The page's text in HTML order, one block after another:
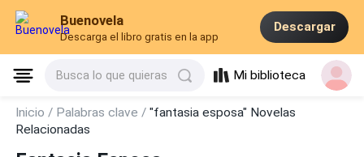
Buenovela
Descarga el libro gratis en la app
Descargar
Busca lo que quieras Mi biblioteca
Inicio / Palabras clave /"fantasia esposa" Novelas
Relacionadas